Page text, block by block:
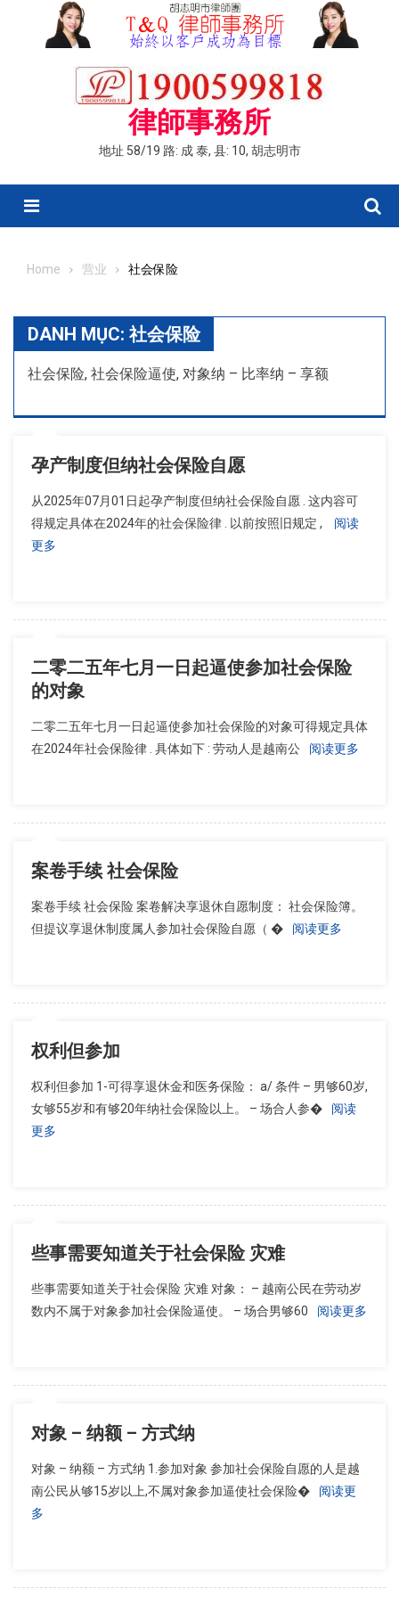
律師事務所
地址 58/19 路: 成 泰, 县: 10, 胡志明市
Menu
Home 营业 社会保险
DANH MỤC: 社会保险
社会保险, 社会保险逼使, 对象纳 – 比率纳 – 享额
孕产制度但纳社会保险自愿
从2025年07月01日起孕产制度但纳社会保险自愿 . 这内容可
得规定具体在2024年的社会保险律 . 以前按照旧规定 ,
阅读
更多
二零二五年七月一日起逼使参加社会保险
的对象
二零二五年七月一日起逼使参加社会保险的对象可得规定具体
在2024年社会保险律 . 具体如下 : 劳动人是越南公
阅读更多
案卷手续 社会保险
案卷手续 社会保险 案卷解决享退休自愿制度： 社会保险簿。
但提议享退休制度属人参加社会保险自愿（ �
阅读更多
权利但参加
权利但参加 1-可得享退休金和医务保险： a/ 条件 – 男够60岁,
女够55岁和有够20年纳社会保险以上。 – 场合人参�
阅读
更多
些事需要知道关于社会保险 灾难
些事需要知道关于社会保险 灾难 对象： – 越南公民在劳动岁
数内不属于对象参加社会保险逼使。 – 场合男够60
阅读更多
对象 – 纳额 – 方式纳
对象 – 纳额 – 方式纳 1.参加对象 参加社会保险自愿的人是越
南公民从够15岁以上,不属对象参加逼使社会保险�
阅读更
多